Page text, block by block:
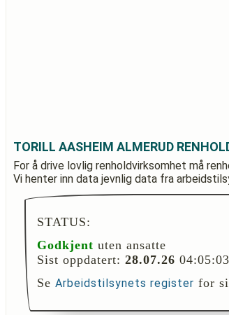
TORILL AASHEIM ALMERUD
For å drive lovlig renholdvirksomhet må
Vi henter inn data jevnlig data fra
STATUS:
Godkjent uten ansatte
Sist oppdatert: 28.07.26 04:05:03
Se Arbeidstilsynets register for